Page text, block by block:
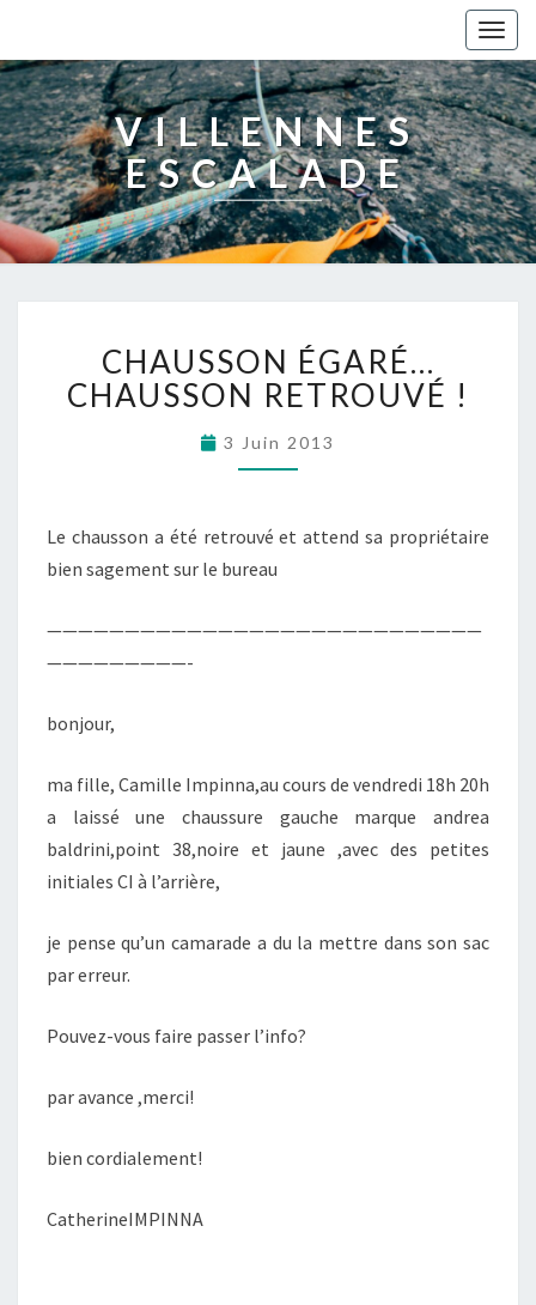
VILLENNES
ESCALADE
CHAUSSON ÉGARÉ…
CHAUSSON RETROUVÉ !
3 Juin 2013
Le chausson a été retrouvé et attend sa propriétaire
bien sagement sur le bureau
————————————————————————————
—————————-
bonjour,
ma fille, Camille Impinna,au cours de vendredi 18h 20h
a laissé une chaussure gauche marque andrea
baldrini,point 38,noire et jaune ,avec des petites
initiales CI à l’arrière,
je pense qu’un camarade a du la mettre dans son sac
par erreur.
Pouvez-vous faire passer l’info?
par avance ,merci!
bien cordialement!
CatherineIMPINNA